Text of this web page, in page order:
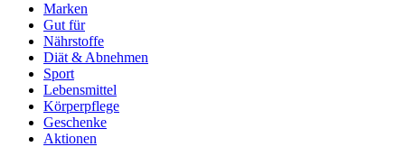
Marken
Gut für
Nährstoffe
Diät & Abnehmen
Sport
Lebensmittel
Körperpflege
Geschenke
Aktionen